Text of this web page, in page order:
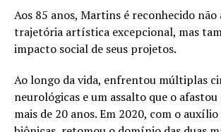
Aos 85 anos, Martins é reconhecido não
trajetória artística excepcional, mas
impacto social de seus projetos.
Ao longo da vida, enfrentou múltiplas
neurológicas e um assalto que o
mais de 20 anos. Em 2020, com o